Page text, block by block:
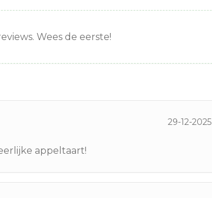
Wees de eerste!
29-12-2025
appeltaart!